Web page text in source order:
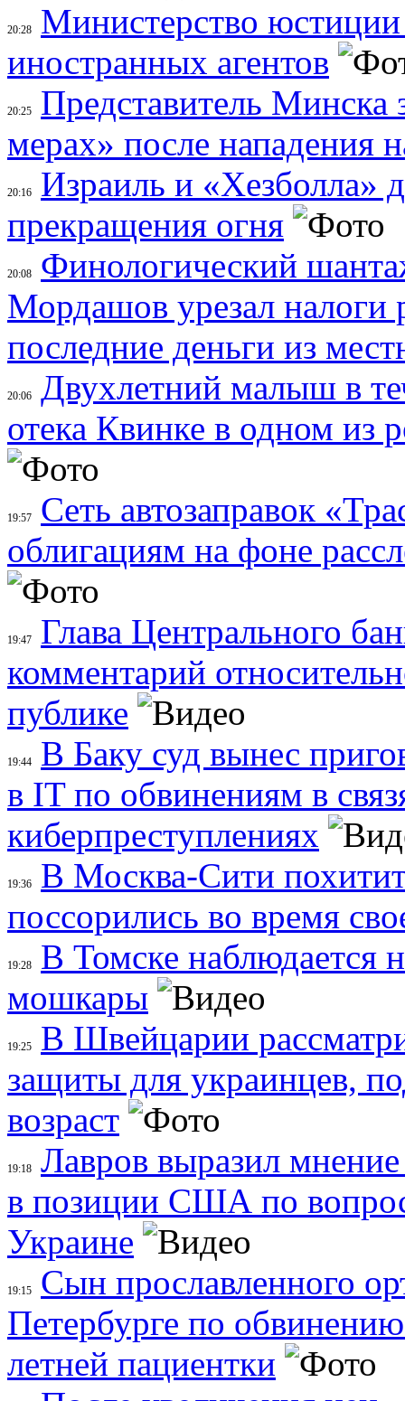
20:28
Министерство
иностранных агентов
20:25
Представитель Минска
мерах» после нападения
20:16
Израиль и «Хезболла»
прекращения огня
20:08
Финологический
Мордашов урезал налоги
последние деньги из
20:06
Двухлетний малыш в
отека Квинке в одном из
19:57
Сеть автозаправок
облигациям на фоне
19:47
Глава Центрального
комментарий
публике
19:44
В Баку суд вынес
в IT по обвинениям в
киберпреступлениях
19:36
В Москва-Сити
поссорились во время
19:28
В Томске наблюдается
мошкары
19:25
В Швейцарии
защиты для украинцев,
возраст
19:18
Лавров выразил
в позиции США по
Украине
19:15
Сын прославленного
Петербурге по
летней пациентки